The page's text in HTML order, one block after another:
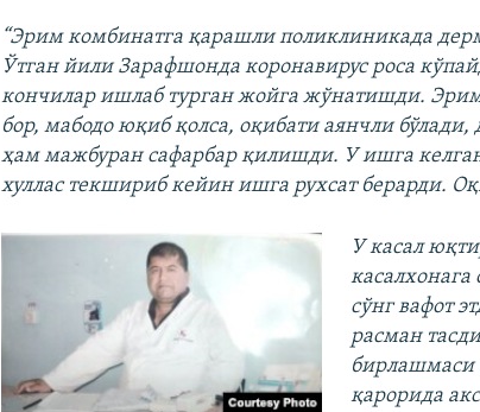
“Эрим комбинатга қарашли поликлиникада
Ўтган йили Зарафшонда коронавирус роса
кончилар ишлаб турган жойга жўнатишди.
бор, мабодо юқиб қолса, оқибати аянчли
ҳам мажбуран сафарбар қилишди. У ишга
хуллас текшириб кейин ишга рухсат берарди.
У касал
сўнг вафот
расман
бирлашмаси
қарорида